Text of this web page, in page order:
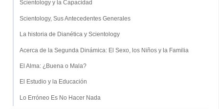
Scientology y la Capacidad
Scientology, Sus Antecedentes Generales
La historia de Dianética y Scientology
Acerca de la Segunda Dinámica: El Sexo, los Niños y la Familia
El Alma: ¿Buena o Mala?
El Estudio y la Educación
Lo Erróneo Es No Hacer Nada